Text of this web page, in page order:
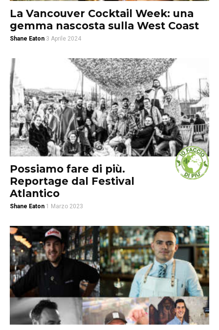
La Vancouver Cocktail Week: una
gemma nascosta sulla West Coast
Shane Eaton 3 Aprile 2024
Possiamo fare di più.
Reportage dal Festival
Atlantico
Shane Eaton 1 Marzo 2023